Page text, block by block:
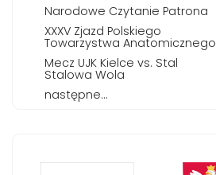
Narodowe Czytanie Patrona
XXXV Zjazd Polskiego
Towarzystwa Anatomicznego
Mecz UJK Kielce vs. Stal
Stalowa Wola
następne...